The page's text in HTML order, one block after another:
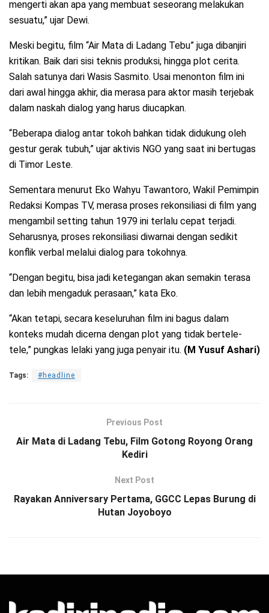
mengerti akan apa yang membuat seseorang melakukan
sesuatu,” ujar Dewi.
Meski begitu, film “Air Mata di Ladang Tebu” juga dibanjiri
kritikan. Baik dari sisi teknis produksi, hingga plot cerita.
Salah satunya dari Wasis Sasmito. Usai menonton film ini
dari awal hingga akhir, dia merasa para aktor masih terjebak
dalam naskah dialog yang harus diucapkan.
“Beberapa dialog antar tokoh bahkan tidak didukung oleh
gestur gerak tubuh,” ujar aktivis NGO yang saat ini bertugas
di Timor Leste.
Sementara menurut Eko Wahyu Tawantoro, Wakil Pemimpin
Redaksi Kompas TV, merasa proses rekonsiliasi di film yang
mengambil setting tahun 1979 ini terlalu cepat terjadi.
Seharusnya, proses rekonsiliasi diwarnai dengan sedikit
konflik verbal melalui dialog para tokohnya.
“Dengan begitu, bisa jadi ketegangan akan semakin terasa
dan lebih mengaduk perasaan,” kata Eko.
“Akan tetapi, secara keseluruhan film ini bagus dalam
konteks mudah dicerna dengan plot yang tidak bertele-
tele,” pungkas lelaki yang juga penyair itu. (M Yusuf Ashari)
Tags: #headline
Previous Post
Air Mata di Ladang Tebu, Film Gotong Royong Orang
Kediri
Next Post
Rayakan Anniversary Pertama, GGCC Lepas Burung di
Hutan Joyoboyo